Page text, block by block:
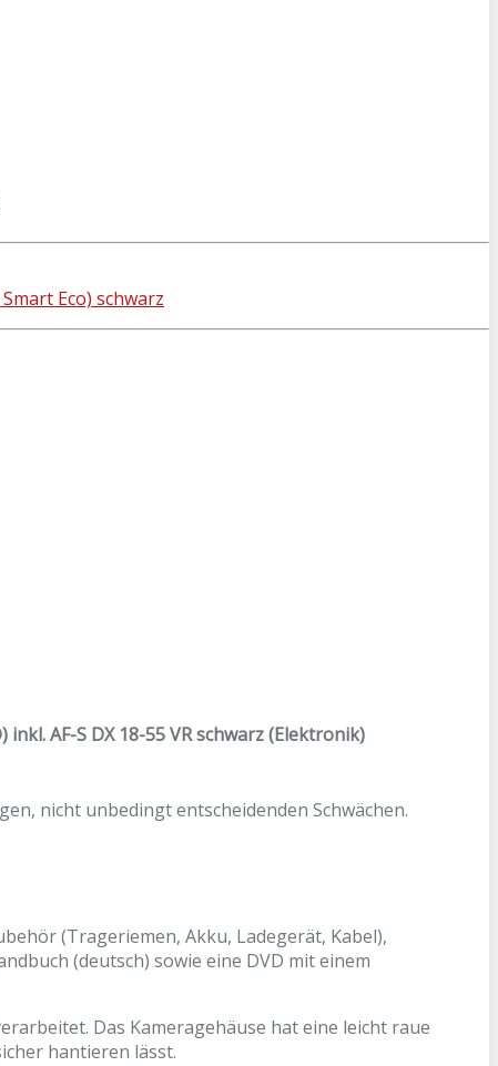
Eco) schwarz
AF-S DX 18-55 VR schwarz (Elektronik)
nicht unbedingt entscheidenden Schwächen.
(Trageriemen, Akku, Ladegerät, Kabel),
(deutsch) sowie eine DVD mit einem
Das Kameragehäuse hat eine leicht raue
hantieren lässt.